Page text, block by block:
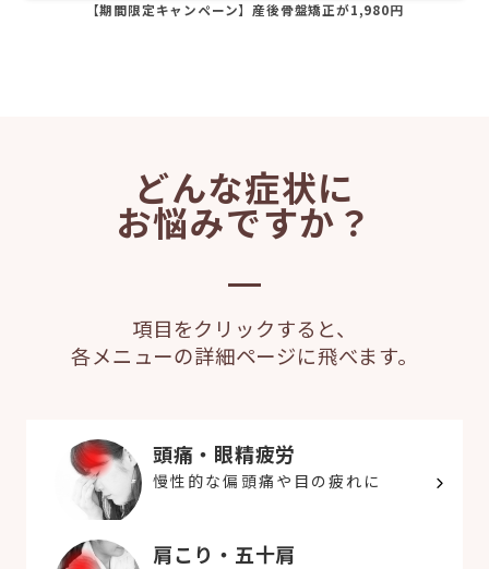
【期間限定キャンペーン】産後骨盤矯正が1,980円
どんな症状に
お悩みですか？
項目をクリックすると、
各メニューの詳細ページに飛べます。
頭痛・眼精疲労
慢性的な偏頭痛や目の疲れに
肩こり・五十肩